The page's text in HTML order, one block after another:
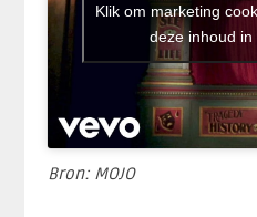
Klik om marketing
deze inhoud in
Bron: MOJO